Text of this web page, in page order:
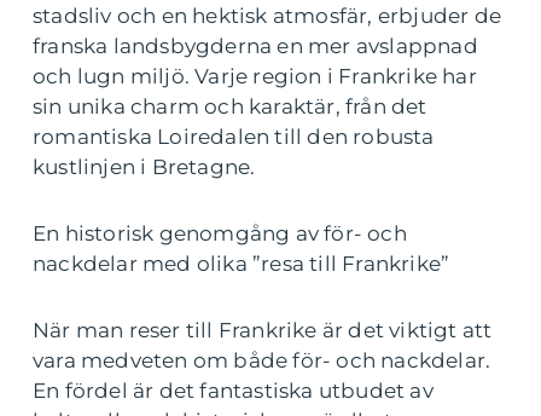
stadsliv och en hektisk atmosfär, erbjuder de
franska landsbygderna en mer avslappnad
och lugn miljö. Varje region i Frankrike har
sin unika charm och karaktär, från det
romantiska Loiredalen till den robusta
kustlinjen i Bretagne.
En historisk genomgång av för- och
nackdelar med olika ”resa till Frankrike”
När man reser till Frankrike är det viktigt att
vara medveten om både för- och nackdelar.
En fördel är det fantastiska utbudet av